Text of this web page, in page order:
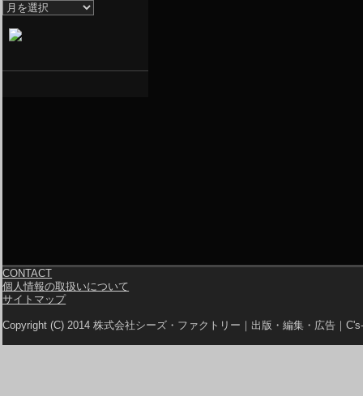
CONTACT
個人情報の取扱いについて
サイトマップ
Copyright (C) 2014 株式会社シーズ・ファクトリー｜出版・編集・広告｜